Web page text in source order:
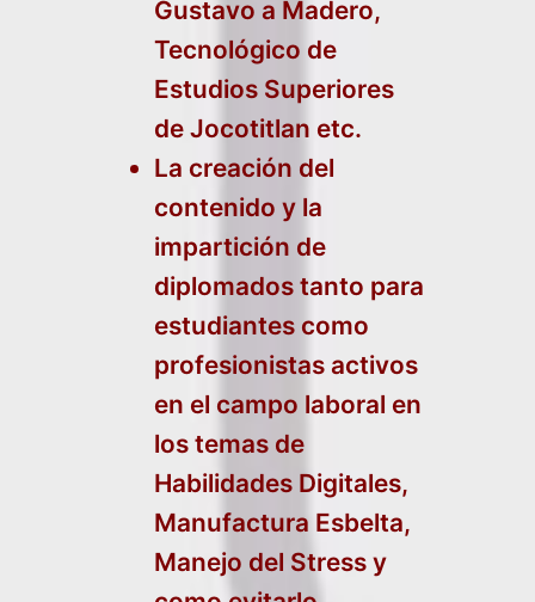
Gustavo a Madero,
Tecnológico de
Estudios Superiores
de Jocotitlan etc.
La creación del
contenido y la
impartición de
diplomados tanto para
estudiantes como
profesionistas activos
en el campo laboral en
los temas de
Habilidades Digitales,
Manufactura Esbelta,
Manejo del Stress y